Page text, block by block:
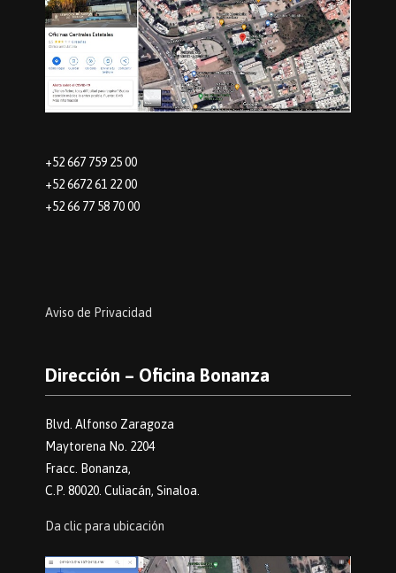
+52 667 759 25 00
+52 6672 61 22 00
+52 66 77 58 70 00
Aviso de Privacidad
Dirección – Oficina Bonanza
Blvd. Alfonso Zaragoza
Maytorena No. 2204
Fracc. Bonanza,
C.P. 80020. Culiacán, Sinaloa.
Da clic para ubicación